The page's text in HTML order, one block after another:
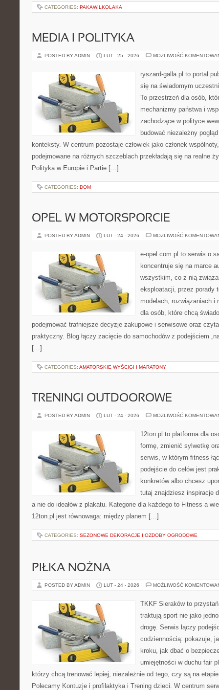
CATEGORIES: PAKAWILKOLAKA
MEDIA I POLITYKA
POSTED BY ADMIN LUT - 25 - 2026 MOŻLIWOŚĆ
ryszard-galla.pl to portal
się na świadomym
To przestrzeń dla osób,
mechanizmy państwa i
zachodzące w polityce
budować niezależny
konteksty. W centrum pozostaje człowiek jako członek
podejmowane na różnych szczeblach przekładają się na realne
Polityka w Europie i Partie […]
CATEGORIES: DOM
OPEL W MOTORSPORCIE
POSTED BY ADMIN LUT - 24 - 2026 MOŻLIWOŚĆ
e-opel.com.pl to serwis o
koncentruje się na marce
wszystkim, co z nią
eksploatacji, przez porady
modelach, rozwiązaniach i
dla osób, które chcą
podejmować trafniejsze decyzje zakupowe i serwisowe oraz
praktyczny. Blog łączy zacięcie do samochodów z podejściem
[…]
CATEGORIES: AMATORSKIE WYŚCIGI I MARATONY
TRENINGI OUTDOOROWE
POSTED BY ADMIN LUT - 24 - 2026 MOŻLIWOŚĆ
12ton.pl to platforma dla
formę, zmienić sylwetkę
serwis, w którym fitness
podejście do celów jest
konkretów albo chcesz
tutaj znajdziesz inspiracje
a nie do ideałów z plakatu. Kategorie dla każdego to Fitness a
12ton.pl jest równowaga: między planem […]
CATEGORIES: SEZONOWE DEKORACJE I OZDOBY OGRODOWE
PIŁKA NOŻNA
POSTED BY ADMIN LUT - 24 - 2026 MOŻLIWOŚĆ
TKKF Sieraków to
traktują sport nie jako
drogę. Serwis łączy
codziennością: pokazuje,
kroku, jak dbać o
umiejętności w duchu fair
którzy chcą trenować lepiej, niezależnie od tego, czy są na
Polecamy Kontuzje i profilaktyka i Trening dzieci. W centrum